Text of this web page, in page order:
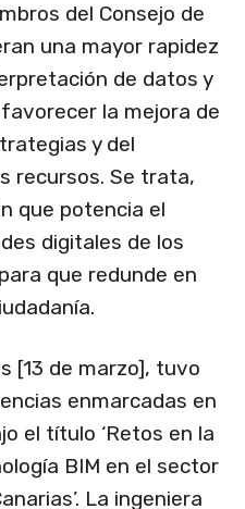
del Consejo de
una mayor rapidez
de datos y
la mejora de
y del
recursos. Se trata,
que potencia el
digitales de los
que redunde en
[13 de marzo], tuvo
enmarcadas en
el título ‘Retos en la
BIM en el sector
La ingeniera